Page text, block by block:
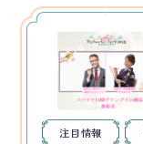
注目情報